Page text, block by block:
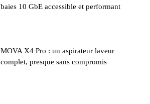
baies 10 GbE accessible et performant
MOVA X4 Pro : un aspirateur laveur
complet, presque sans compromis